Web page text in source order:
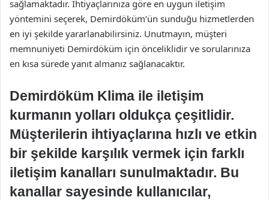
sağlamaktadır. İhtiyaçlarınıza göre en uygun iletişim
yöntemini seçerek, Demirdöküm’ün sunduğu hizmetlerden
en iyi şekilde yararlanabilirsiniz. Unutmayın, müşteri
memnuniyeti Demirdöküm için önceliklidir ve sorularınıza
en kısa sürede yanıt almanız sağlanacaktır.
Demirdöküm Klima ile iletişim
kurmanın yolları oldukça çeşitlidir.
Müşterilerin ihtiyaçlarına hızlı ve etkin
bir şekilde karşılık vermek için farklı
iletişim kanalları sunulmaktadır. Bu
kanallar sayesinde kullanıcılar,